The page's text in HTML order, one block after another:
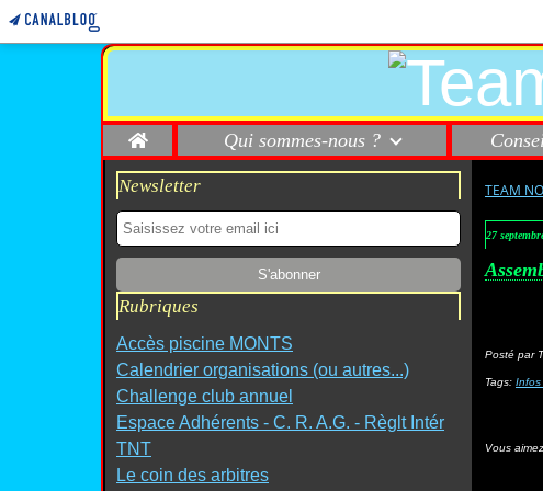
Home Qui sommes-nous ?
Newsletter
Rubriques
Accès piscine MONTS
Calendrier organisations (ou autres...)
Challenge club annuel
Espace Adhérents - C. R. A.G. - Règlt Intér
TNT
Le coin des arbitres
TEAM
27
Posté par
Tags: Infos
Vous